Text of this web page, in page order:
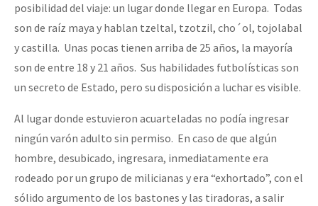
posibilidad del viaje: un lugar donde llegar en Europa. Todas
son de raíz maya y hablan tzeltal, tzotzil, cho´ol, tojolabal
y castilla. Unas pocas tienen arriba de 25 años, la mayoría
son de entre 18 y 21 años. Sus habilidades futbolísticas son
un secreto de Estado, pero su disposición a luchar es visible.
Al lugar donde estuvieron acuarteladas no podía ingresar
ningún varón adulto sin permiso. En caso de que algún
hombre, desubicado, ingresara, inmediatamente era
rodeado por un grupo de milicianas y era “exhortado”, con el
sólido argumento de los bastones y las tiradoras, a salir